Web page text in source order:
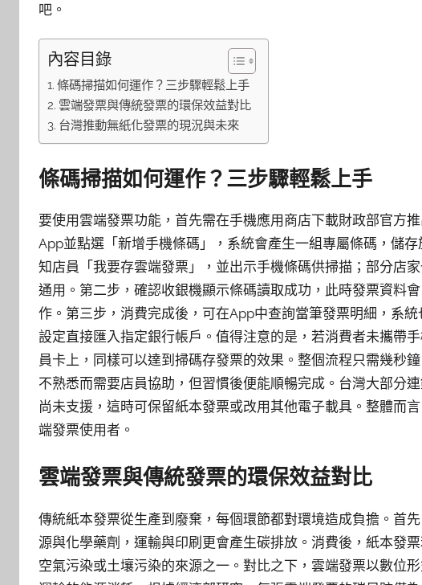
吧。
內容目錄
條碼掃描如何運作？三步驟輕鬆上手
雲端發票與傳統發票的環保效益對比
台灣推動無紙化發票的現況與未來
條碼掃描如何運作？三步驟輕鬆上手
要使用雲端發票功能，首先需在手機應用商店下載財政部官方
App並點選「新增手機條碼」，系統會產生一組專屬條碼，儲
知店員「我要存雲端發票」，並出示手機條碼供掃描；部分店
通用。第二步，確認收銀機顯示條碼讀取成功，此時發票資料
作。第三步，消費完成後，可在App中查詢當筆發票明細，系
設定直接匯入指定銀行帳戶。值得注意的是，若消費者未攜帶
員卡上，同樣可以達到掃碼存發票的效果。整個流程只需幾秒
不熟悉而需要店員協助，但習慣後便能順暢完成。台灣大部分
尚未支援，這時可保留紙本發票或改用其他電子載具。整體而
端發票使用者。
雲端發票與傳統發票的環保效益對比
傳統紙本發票從生產到廢棄，每個環節都對環境造成負擔。首
源與化學藥劑，運輸與印刷更會產生碳排放。消費後，紙本發
空氣污染或土壤污染的來源之一。對比之下，雲端發票以數位